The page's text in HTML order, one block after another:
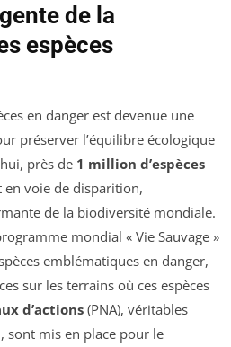
de la
espèces
en danger est devenue une
préserver l’équilibre écologique
près de 1 million d’espèces
en voie de disparition,
de la biodiversité mondiale.
mondial « Vie Sauvage »
emblématiques en danger,
sur les terrains où ces espèces
d’actions(PNA), véritables
, sont mis en place pour le